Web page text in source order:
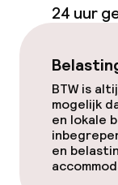
Gratis
Eet- en
Bar
24 uur
BTW is
mogelijk
en lokale
en